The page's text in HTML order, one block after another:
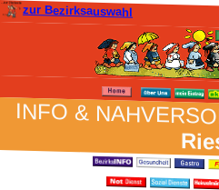
zur Bezirksauswahl
INFO &